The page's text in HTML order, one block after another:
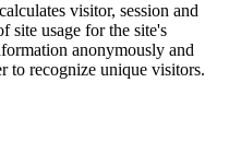
visitor, session and
site usage for the site's
anonymously and
to recognize unique visitors.